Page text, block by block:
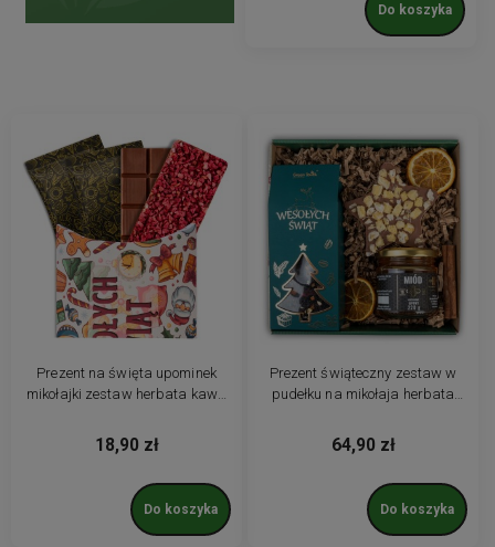
Do koszyka
Prezent na święta upominek
mikołajki zestaw herbata kawa
18,90 zł
Do koszyka
Prezent świąteczny zestaw w
pudełku na mikołaja herbata
64,90 zł
Do koszyka